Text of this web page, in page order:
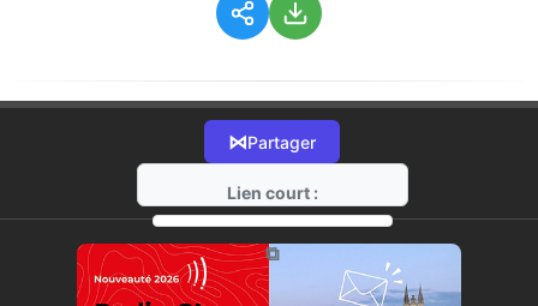
⋈Partager
Lien court :
https://radio-g.fr?3764
⧉